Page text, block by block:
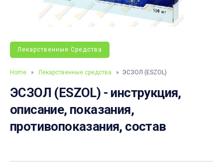
Лекарственные Средства
Home » Лекарственные средства » ЭСЗОЛ (ESZOL)
ЭСЗОЛ (ESZOL) - инструкция,
описание, показания,
противопоказания, состав